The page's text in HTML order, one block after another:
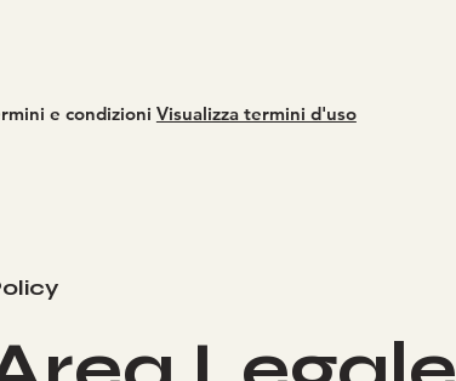
e condizioni Visualizza termini d'uso